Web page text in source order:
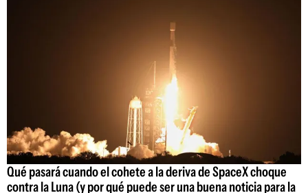
Qué pasará cuando el cohete a la deriva de SpaceX choque
contra la Luna (y por qué puede ser una buena noticia para la